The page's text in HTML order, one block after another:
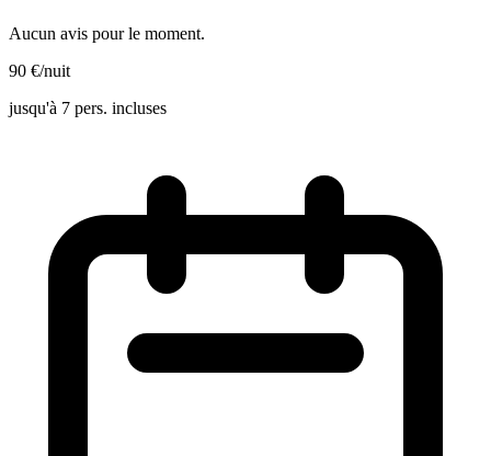
Aucun avis pour le moment.
90 €/nuit
jusqu'à 7 pers. incluses